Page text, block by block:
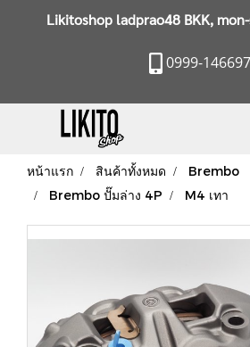
Likitoshop ladprao48 BKK,
0999-146697
หน้าแรก สินค้าทั้งหมด
Brembo
Brembo ปั๊มล่าง 4P
M4 เทา